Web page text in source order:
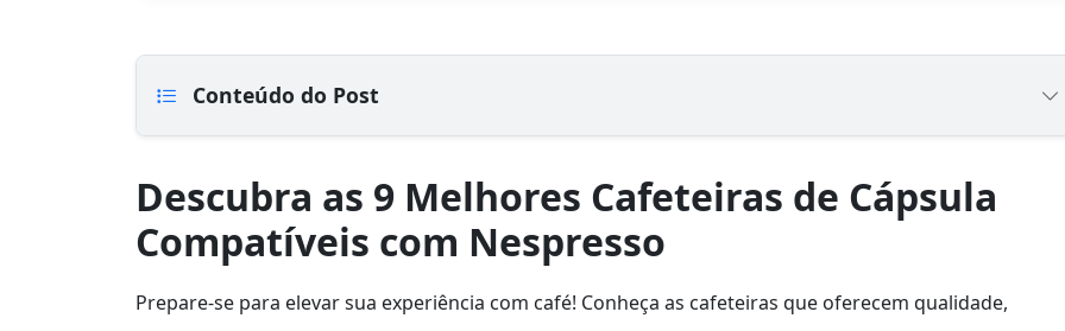
Conteúdo do Post
Descubra as 9 Melhores Cafeteiras de Cápsula
Compatíveis com Nespresso
Prepare-se para elevar sua experiência com café! Conheça as cafeteiras que oferecem qualidade,